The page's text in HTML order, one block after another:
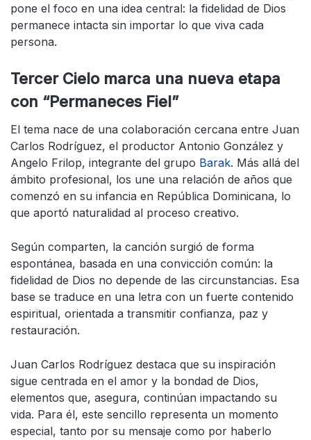
pone el foco en una idea central: la fidelidad de Dios
permanece intacta sin importar lo que viva cada
persona.
Tercer Cielo marca una nueva etapa
con “Permaneces Fiel”
El tema nace de una colaboración cercana entre Juan
Carlos Rodríguez, el productor Antonio González y
Angelo Frilop, integrante del grupo Barak. Más allá del
ámbito profesional, los une una relación de años que
comenzó en su infancia en República Dominicana, lo
que aportó naturalidad al proceso creativo.
Según comparten, la canción surgió de forma
espontánea, basada en una convicción común: la
fidelidad de Dios no depende de las circunstancias. Esa
base se traduce en una letra con un fuerte contenido
espiritual, orientada a transmitir confianza, paz y
restauración.
Juan Carlos Rodríguez destaca que su inspiración
sigue centrada en el amor y la bondad de Dios,
elementos que, asegura, continúan impactando su
vida. Para él, este sencillo representa un momento
especial, tanto por su mensaje como por haberlo